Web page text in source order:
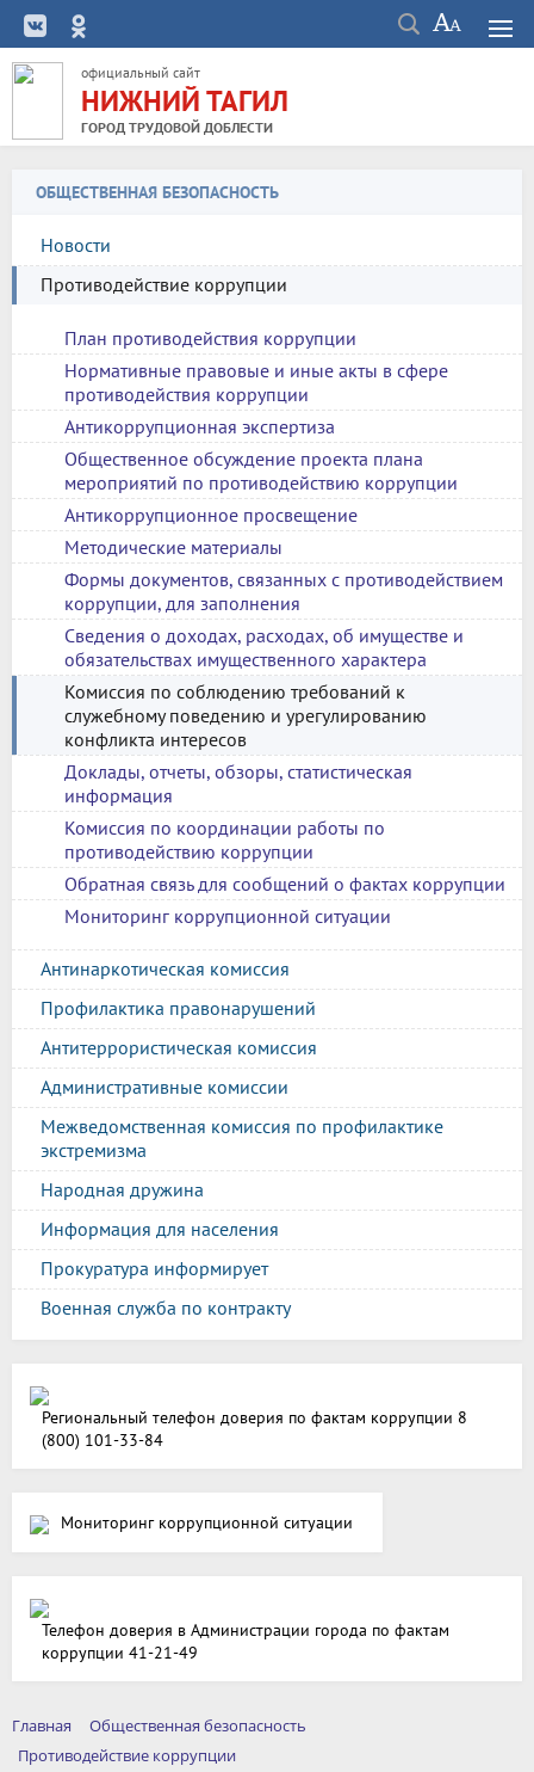
официальный сайт
НИЖНИЙ ТАГИЛ
ГОРОД ТРУДОВОЙ ДОБЛЕСТИ
ОБЩЕСТВЕННАЯ БЕЗОПАСНОСТЬ
Новости
Противодействие коррупции
План противодействия коррупции
Нормативные правовые и иные акты в сфере
противодействия коррупции
Антикоррупционная экспертиза
Общественное обсуждение проекта плана
мероприятий по противодействию коррупции
Антикоррупционное просвещение
Методические материалы
Формы документов, связанных с противодействием
коррупции, для заполнения
Сведения о доходах, расходах, об имуществе и
обязательствах имущественного характера
Комиссия по соблюдению требований к
служебному поведению и урегулированию
конфликта интересов
Доклады, отчеты, обзоры, статистическая
информация
Комиссия по координации работы по
противодействию коррупции
Обратная связь для сообщений о фактах коррупции
Мониторинг коррупционной ситуации
Антинаркотическая комиссия
Профилактика правонарушений
Антитеррористическая комиссия
Административные комиссии
Межведомственная комиссия по профилактике
экстремизма
Народная дружина
Информация для населения
Прокуратура информирует
Военная служба по контракту
Региональный телефон доверия по фактам коррупции 8
(800) 101-33-84
Мониторинг коррупционной ситуации
Телефон доверия в Администрации города по фактам
коррупции 41-21-49
Главная
Общественная безопасность
Противодействие коррупции